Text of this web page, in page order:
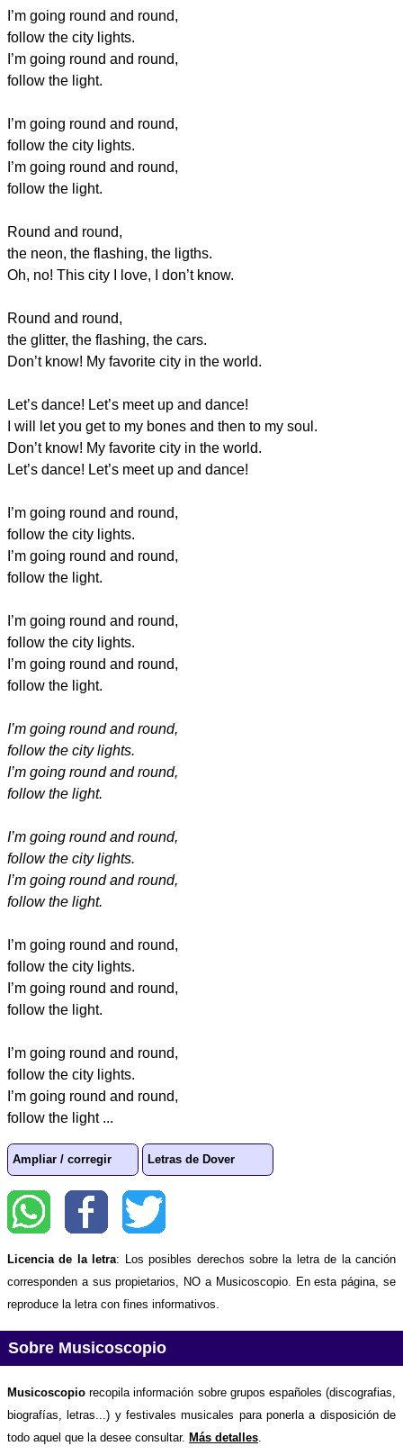
I’m going round and round,
follow the city lights.
I’m going round and round,
follow the light.
I’m going round and round,
follow the city lights.
I’m going round and round,
follow the light.
Round and round,
the neon, the flashing, the ligths.
Oh, no! This city I love, I don’t know.
Round and round,
the glitter, the flashing, the cars.
Don’t know! My favorite city in the world.
Let’s dance! Let’s meet up and dance!
I will let you get to my bones and then to my soul.
Don’t know! My favorite city in the world.
Let’s dance! Let’s meet up and dance!
I’m going round and round,
follow the city lights.
I’m going round and round,
follow the light.
I’m going round and round,
follow the city lights.
I’m going round and round,
follow the light.
I’m going round and round,
follow the city lights.
I’m going round and round,
follow the light.
I’m going round and round,
follow the city lights.
I’m going round and round,
follow the light.
I’m going round and round,
follow the city lights.
I’m going round and round,
follow the light.
I’m going round and round,
follow the city lights.
I’m going round and round,
follow the light ...
Ampliar / corregir Letras de Dover
Licencia de la letra: Los posibles derechos sobre la letra de la canción
corresponden a sus propietarios, NO a Musicoscopio. En esta página, se
reproduce la letra con fines informativos.
Sobre Musicoscopio
Musicoscopio recopila información sobre grupos españoles (discografias,
biografías, letras...) y festivales musicales para ponerla a disposición de
todo aquel que la desee consultar. Más detalles